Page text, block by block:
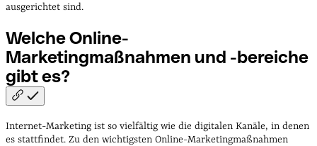
ausgerichtet sind.
Welche Online-
Marketingmaßnahmen und -bereiche
gibtes?
Internet-Marketing ist so vielfältig wie die digitalen Kanäle, in denen
es stattfindet. Zu den wichtigsten Online-Marketingmaßnahmen